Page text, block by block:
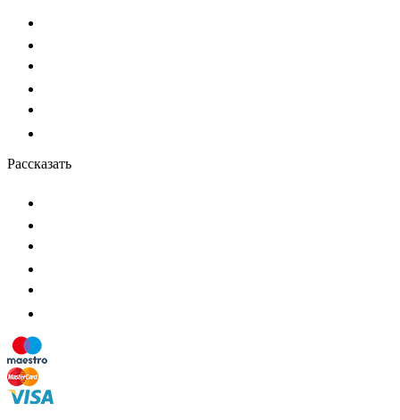
Рассказать